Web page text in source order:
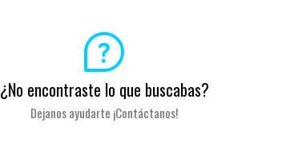
¿No encontraste lo que buscabas?
Dejanos ayudarte ¡Contáctanos!